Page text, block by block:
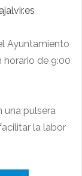
Ayuntamiento
horario de 9:00
una pulsera
la labor